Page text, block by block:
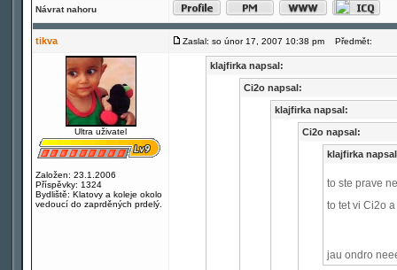
Návrat nahoru
tikva Zaslal: so únor 17, 2007 10:38 pm Předmět:
Ultra uživatel
Založen: 23.1.2006
Příspěvky: 1324
Bydliště: Klatovy a koleje okolo
vedoucí do zaprděných prdelý.
klajfirka napsal:
Ci2o napsal:
klajfirka napsal:
Ci2o napsal:
klajfirka
to ste prave
to tet vi Ci2o
jau ondro